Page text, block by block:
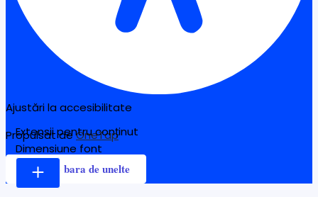
Ajustări la accesibilitate
Propulsat deOneTap
Ascunde bara de unelte
Extensii pentru conținut
Dimensiune font